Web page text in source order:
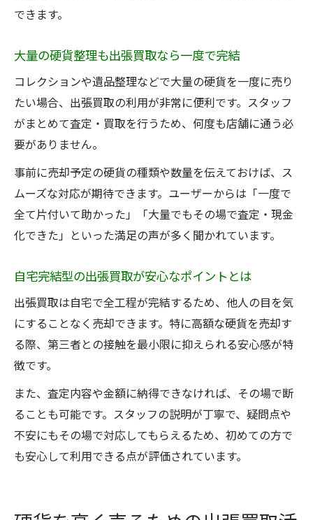
出張買取で硬貨資産の適正な評価を実現す
る方法
資産価値を守る出張買取の信頼性と安全性
出張買取業者の選択が資産保全の鍵となる
理由
硬貨の保管状態が出張買取で重要視される
理由
出張買取で資産価値を最大化するコツを紹
介
初めてでも安心な出張買取の事前準備ポイ
ント
出張買取申込から現金受取までの流れを解
説
査定時に硬貨の価値を正しく伝える方法
納得できる出張買取を実現する交渉のコツ
できます。
大量の硬貨整理も出張買取なら一度で完結
コレクションや遺品整理などで大量の硬貨を一度に売り
たい場合、出張買取の利用が非常に便利です。スタッフ
がまとめて査定・買取を行うため、何度も店舗に通う必
要がありません。
事前に売却予定の硬貨の種類や数量を伝えておけば、ス
ムーズな対応が期待できます。ユーザーからは「一度で
全て片付いて助かった」「大量でもその場で査定・現金
化できた」といった満足の声が多く聞かれています。
自宅完結型の出張買取が安心なポイントとは
出張買取は自宅で全工程が完結するため、他人の目を気
にすることなく売却できます。特に高額な硬貨を売却す
る際、第三者との接触を最小限に抑えられる安心感が特
徴です。
また、査定内容や金額に納得できなければ、その場で断
ることも可能です。スタッフの説明が丁寧で、疑問点や
不安にもその場で対応してもらえるため、初めての方で
も安心して利用できる点が評価されています。